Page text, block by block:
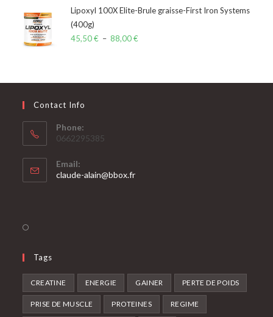
Lipoxyl 100X Elite-Brule graisse-First Iron Systems
(400g)
45,50€ – 88,00€
Contact Info
Phone:
0662295385
Email:
claude-alain@bbox.fr
Tags
CREATINE ENERGIE GAINER PERTE DE POIDS
PRISE DE MUSCLE PROTEINES REGIME